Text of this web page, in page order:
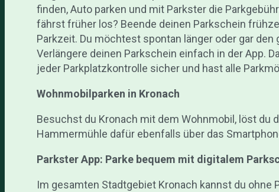
finden, Auto parken und mit Parkster die
fährst früher los? Beende deinen Parkschein
Parkzeit. Du möchtest spontan länger oder gar den
Verlängere deinen Parkschein einfach in der App.
jeder Parkplatzkontrolle sicher und hast alle
Wohnmobilparken in Kronach
Besuchst du Kronach mit dem Wohnmobil, löst du
Hammermühle dafür ebenfalls über das
Parkster App: Parke bequem mit digitalem
Im gesamten Stadtgebiet Kronach kannst du ohne